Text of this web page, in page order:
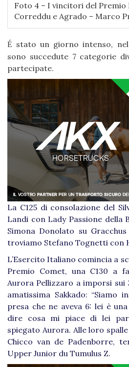
Foto 4 – I vincitori del Premio
Correddu e Agrado – Marco
É stato un giorno intenso,
sono succedute 7 categorie
partecipate.
La C125 di consolazione del
Landi con Lady Passione della
Simona Donolato su
troviamo Stefano Tognetti con
L’Esercito Italiano comincia a
Premio Comet, una C130 a
Aurora Pellizzaro a imporsi
amatissima Sakkado: “Siamo
presa che ne aveva 6: lei è
dire cosa mi piace di lei
spiegato Aurora. Alle loro
Chicco van de Padenborre,
Upper Junior du Tumulus Z.